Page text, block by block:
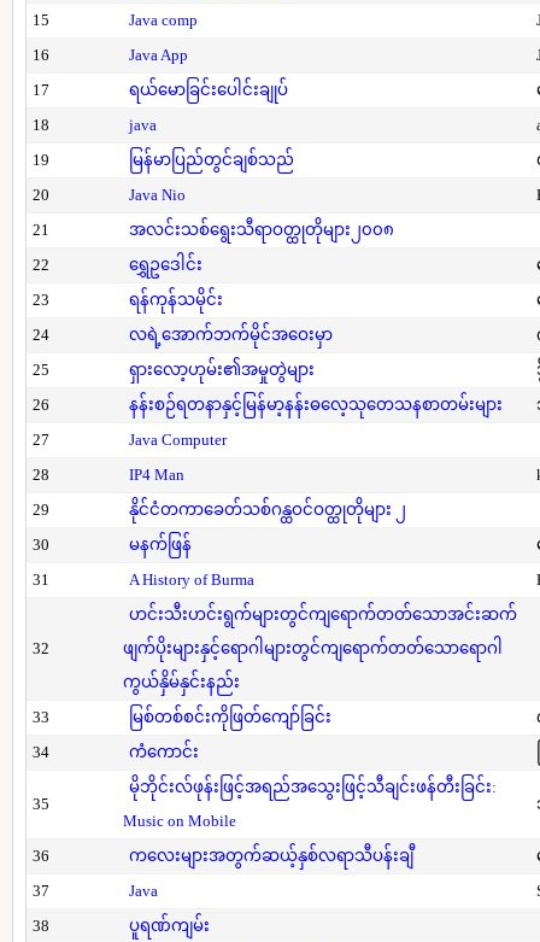
15
Java comp
16
Java App
17
ရယ်မောခြင်းပေါင်းချုပ်
18
java
19
မြန်မာပြည်တွင်ချစ်သည်
20
Java Nio
21
အလင်းသစ်ရွေးသီရာဝတ္ထုတိုများ၂၀၀၈
22
ရွှေဥဒေါင်း
23
ရန်ကုန်သမိုင်း
24
လရဲ့အောက်ဘက်မိုင်အဝေးမှာ
25
ရှားလော့ဟုမ်း၏အမှုတွဲများ
26
နန်းစဉ်ရတနာနှင့်မြန်မာ့နန်းဓလေ့သုတေသနစာတမ်းများ
27
Java Computer
28
IP4 Man
29
နိုင်ငံတကာခေတ်သစ်ဂန္ထဝင်ဝတ္ထုတိုများ ၂
30
မနက်ဖြန်
31
A History of Burma
32
ဟင်းသီးဟင်းရွက်များတွင်ကျရောက်တတ်သောအင်းဆက်
ဖျက်ပိုးများနှင့်ရောဂါများတွင်ကျရောက်တတ်သောရောဂါ
ကွယ်နှိမ်နှင်းနည်း
33
မြစ်တစ်စင်းကိုဖြတ်ကျော်ခြင်း
34
ကံကောင်း
35
မိုဘိုင်းလ်ဖုန်းဖြင့်အရည်အသွေးဖြင့်သီချင်းဖန်တီးခြင်း:
Music on Mobile
36 ကလေးများအတွက်ဆယ့်နှစ်လရာသီပန်းချီ
37
Java
38
ပူရဏ်ကျမ်း